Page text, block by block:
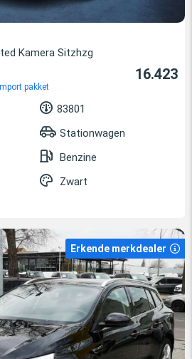
Kamera Sitzhzg
pakket
16.423
83801
Stationwagen
Benzine
Zwart
Erkende merkdealer